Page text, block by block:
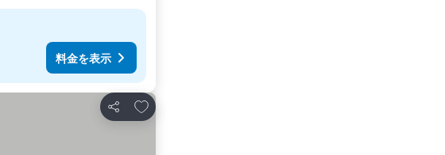
料金を表示
シェア
お気に入りに追加